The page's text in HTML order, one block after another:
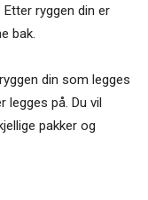
ryggen din er
bak.
din som legges
på. Du vil
pakker og